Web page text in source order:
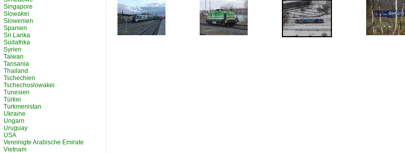
Singapore
Slowakei
Slowenien
Spanien
Sri Lanka
Südafrika
Syrien
Taiwan
Tansania
Thailand
Tschechien
Tschechoslowakei
Tunesien
Türkei
Turkmenistan
Ukraine
Ungarn
Uruguay
USA
Vereinigte Arabische Emirate
Vietnam